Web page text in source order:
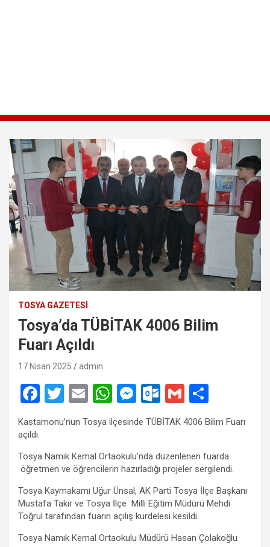
TOSYA GAZETESI
Tosya’da TÜBİTAK 4006 Bilim
Fuarı Açıldı
17 Nisan 2025 admin
F
ce
b
o
o
k
T
wi
tt
er
E
ail
W
at
s
A
p
p
M
es
se
n
g
er
O
ut
lo
o
k.
c
o
m
G
m
ail
h
ar
e
Kastamonu’nun Tosya ilçesinde TÜBİTAK 4006 Bilim Fuarı
açıldı.
Tosya Namık Kemal Ortaokulu’nda düzenlenen fuarda
öğretmen ve öğrencilerin hazırladığı projeler sergilendi.
Tosya Kaymakamı Uğur Ünsal, AK Parti Tosya İlçe Başkanı
Mustafa Takır ve Tosya İlçe Milli Eğitim Müdürü Mehdi
Toğrul tarafından fuarın açılış kurdelesi kesildi.
Tosya Namık Kemal Ortaokulu Müdürü Hasan Çolakoğlu